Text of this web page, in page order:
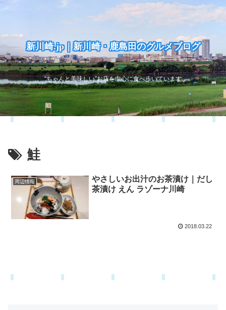
新川崎.jp｜新川崎・鹿島田のグルメブログ
“ちゃんと美味しい”お店を中心に食べ歩いています
鮭
周辺情報
やさしいお出汁のお茶漬け｜だし
茶漬け えん ラゾーナ川崎
2018.03.22